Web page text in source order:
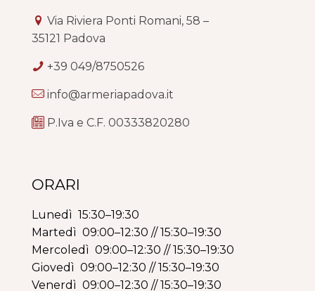
Via Riviera Ponti Romani, 58 –
35121 Padova
+39 049/8750526
info@armeriapadova.it
P.Iva e C.F. 00333820280
ORARI
Lunedì 15:30–19:30
Martedì 09:00–12:30 // 15:30–19:30
Mercoledì 09:00–12:30 // 15:30–19:30
Giovedì 09:00–12:30 // 15:30–19:30
Venerdì 09:00–12:30 // 15:30–19:30